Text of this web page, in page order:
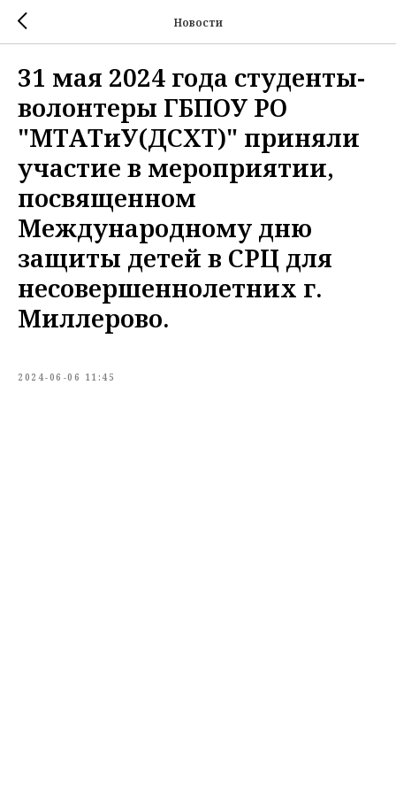
Новости
31 мая 2024 года студенты-
волонтеры ГБПОУ РО
"МТАТиУ(ДСХТ)" приняли
участие в мероприятии,
посвященном
Международному дню
защиты детей в СРЦ для
несовершеннолетних г.
Миллерово.
2024-06-06 11:45